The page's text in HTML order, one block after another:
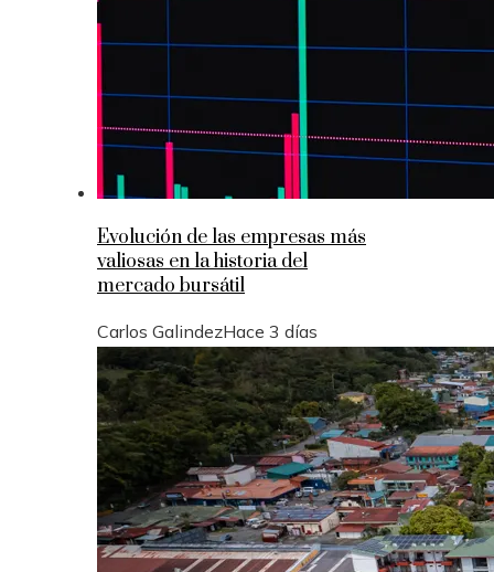
Evolución de las empresas más
valiosas en la historia del
mercado bursátil
Carlos GalindezHace 3 días